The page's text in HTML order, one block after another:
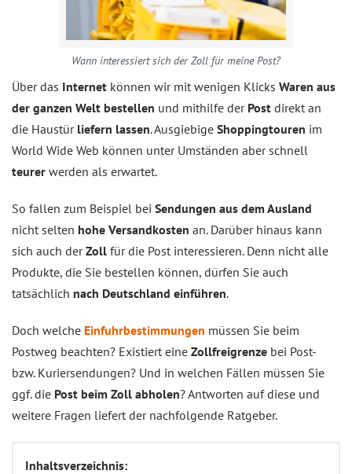
Wann interessiert sich der Zoll für meine Post?
Über das Internet können wir mit wenigen Klicks Waren aus
der ganzen Welt bestellen und mithilfe der Post direkt an
die Haustür liefern lassen. Ausgiebige Shoppingtouren im
World Wide Web können unter Umständen aber schnell
teurer werden als erwartet.
So fallen zum Beispiel bei Sendungen aus dem Ausland
nicht selten hohe Versandkosten an. Darüber hinaus kann
sich auch derZoll für die Post interessieren. Denn nicht alle
Produkte, die Sie bestellen können, dürfen Sie auch
tatsächlich nach Deutschland einführen.
Doch welche Einfuhrbestimmungen müssen Sie beim
Postweg beachten? Existiert eine Zollfreigrenze bei Post-
bzw. Kuriersendungen? Und in welchen Fällen müssen Sie
ggf. die Post beim Zoll abholen? Antworten auf diese und
weitere Fragen liefert der nachfolgende Ratgeber.
Inhaltsverzeichnis: